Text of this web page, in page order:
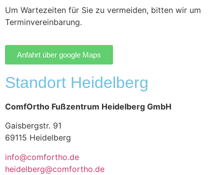
Um Wartezeiten für Sie zu vermeiden, bitten wir um
Terminvereinbarung.
Anfahrt über google Maps
Standort Heidelberg
ComfOrtho Fußzentrum Heidelberg GmbH
Gaisbergstr. 91
69115 Heidelberg
info@comfortho.de
heidelberg@comfortho.de